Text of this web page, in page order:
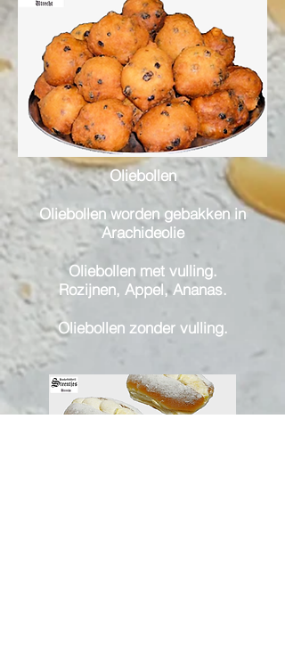
Oliebollen
Oliebollen worden gebakken in
Arachideolie
Oliebollen met vulling.
Rozijnen, Appel, Ananas.
Oliebollen zonder vulling.